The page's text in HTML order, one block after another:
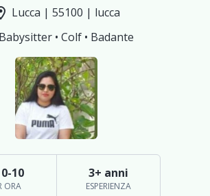
Lucca | 55100 | lucca
Babysitter • Colf • Badante
10
ORA
3+ anni
ESPERIENZA